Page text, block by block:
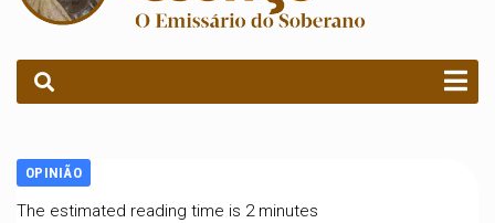
OPINIÃO
The estimated reading time is 2 minutes
PROCURAR